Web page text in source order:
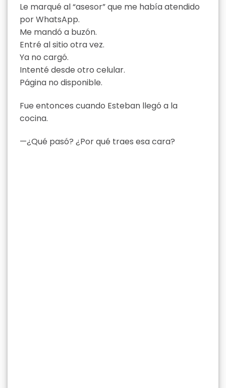
Le marqué al “asesor” que me había atendido
por WhatsApp.
Me mandó a buzón.
Entré al sitio otra vez.
Ya no cargó.
Intenté desde otro celular.
Página no disponible.
Fue entonces cuando Esteban llegó a la
cocina.
—¿Qué pasó? ¿Por qué traes esa cara?